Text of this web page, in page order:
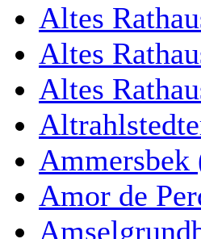
Altes
Altes
Altes
Ammersbek
Amor de